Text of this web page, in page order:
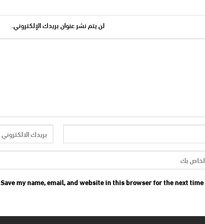
لن يتم نشر عنوان بريدك الإلكتروني.
Save my name, email, and website in this browser for the next time